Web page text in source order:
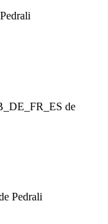
de
Pedrali